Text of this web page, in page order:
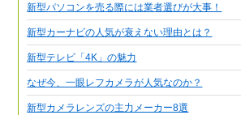
新型パソコンを売る際には業者選びが大事！
新型カーナビの人気が衰えない理由とは？
新型テレビ「4K」の魅力
なぜ今、一眼レフカメラが人気なのか？
新型カメラレンズの主力メーカー8選